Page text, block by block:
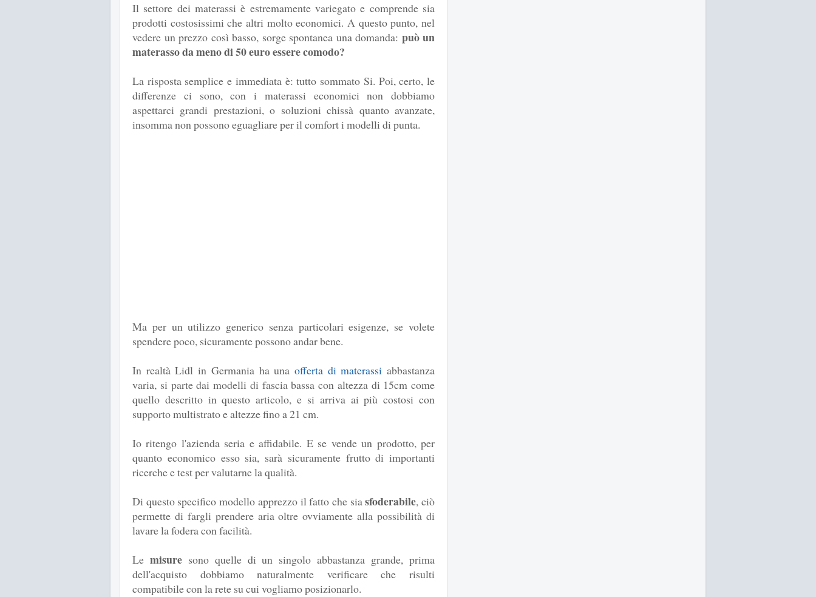
Il settore dei materassi è estremamente variegato e comprende sia
prodotti costosissimi che altri molto economici. A questo punto, nel
vedere un prezzo così basso, sorge spontanea una domanda: può un
materasso da meno di 50 euro essere comodo?
La risposta semplice e immediata è: tutto sommato Si. Poi, certo, le
differenze ci sono, con i materassi economici non dobbiamo
aspettarci grandi prestazioni, o soluzioni chissà quanto avanzate,
insomma non possono eguagliare per il comfort i modelli di punta.
Ma per un utilizzo generico senza particolari esigenze, se volete
spendere poco, sicuramente possono andar bene.
In realtà Lidl in Germania ha una offerta di materassi abbastanza
varia, si parte dai modelli di fascia bassa con altezza di 15cm come
quello descritto in questo articolo, e si arriva ai più costosi con
supporto multistrato e altezze fino a 21 cm.
Io ritengo l'azienda seria e affidabile. E se vende un prodotto, per
quanto economico esso sia, sarà sicuramente frutto di importanti
ricerche e test per valutarne la qualità.
Di questo specifico modello apprezzo il fatto che siasfoderabile, ciò
permette di fargli prendere aria oltre ovviamente alla possibilità di
lavare la fodera con facilità.
Le misuresono quelle di un singolo abbastanza grande, prima
dell'acquisto dobbiamo naturalmente verificare che risulti
compatibile con la rete su cui vogliamo posizionarlo.